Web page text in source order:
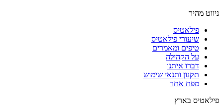
ניווט מהיר
פילאטיס
שיעורי פילאטיס
טיפים ומאמרים
על הקהילה
דברו איתנו
תקנון ותנאי שימוש
מפת אתר
פילאטיס בארץ